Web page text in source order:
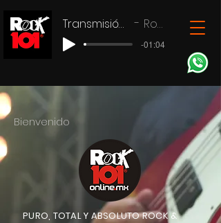
Transmisión en vivo Rock 101
-01:04
Bienvenido
PURO, TOTAL Y ABSOLUTO ROCK &